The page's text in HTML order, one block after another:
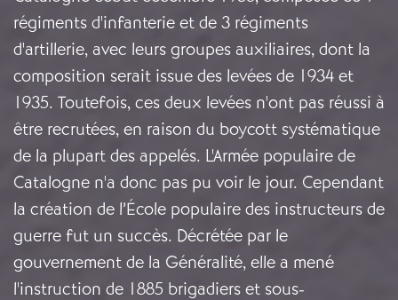
régiments d'infanterie et de 3 régiments
d'artillerie, avec leurs groupes auxiliaires, dont la
composition serait issue des levées de 1934 et
1935. Toutefois, ces deux levées n'ont pas réussi à
être recrutées, en raison du boycott systématique
de la plupart des appelés. L'Armée populaire de
Catalogne n'a donc pas pu voir le jour. Cependant
la création de l’École populaire des instructeurs de
guerre fut un succès. Décrétée par le
gouvernement de la Généralité, elle a mené
l'instruction de 1885 brigadiers et sous-